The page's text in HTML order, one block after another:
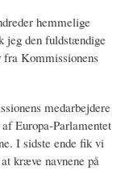
hemmelige
jeg den fuldstændige
fra Kommissionens
medarbejdere
Europa-Parlamentet
I sidste ende fik vi
kræve navnene på